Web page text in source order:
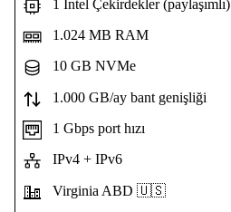
1 Intel Çekirdekler (paylaşımlı)
1.024 MB RAM
10 GB NVMe
1.000 GB/ay bant genişliği
1 Gbps port hızı
IPv4 + IPv6
Virginia ABD 🇺🇸